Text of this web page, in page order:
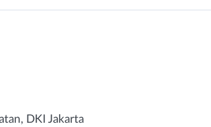
DKI Jakarta